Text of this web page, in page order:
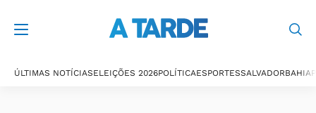
ÚLTIMAS NOTÍCIASELEIÇÕES 2026POLÍTICAESPORTESSALVADORBAHIA